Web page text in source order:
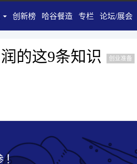
专访
创新榜 哈谷餐造 专栏 论坛/展会
的这9条知识 创业准备